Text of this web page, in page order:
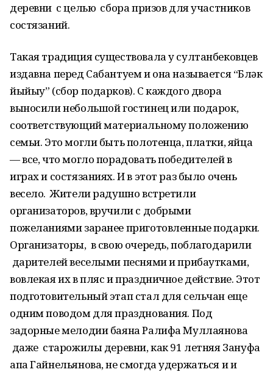
деревни с целью сбора призов для участников
состязаний.
Такая традиция существовала у султанбековцев
издавна перед Сабантуем и она называется “Бүләк
йыйыу” (сбор подарков). С каждого двора
выносили небольшой гостинец или подарок,
соответствующий материальному положению
семьи. Это могли быть полотенца, платки, яйца
— все, что могло порадовать победителей в
играх и состязаниях. И в этот раз было очень
весело. Жители радушно встретили
организаторов, вручили с добрыми
пожеланиями заранее приготовленные подарки.
Организаторы, в свою очередь, поблагодарили
дарителей веселыми песнями и прибаутками,
вовлекая их в пляс и праздничное действие. Этот
подготовительный этап стал для сельчан еще
одним поводом для празднования. Под
задорные мелодии баяна Ралифа Муллаянова
даже старожилы деревни, как 91 летняя Зануфа
апа Гайнельянова, не смогда удержаться и и